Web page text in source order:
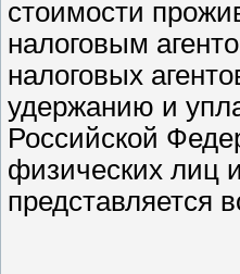
стоимости
налоговым
налоговых
удержанию и
Российской
физических лиц
представляется